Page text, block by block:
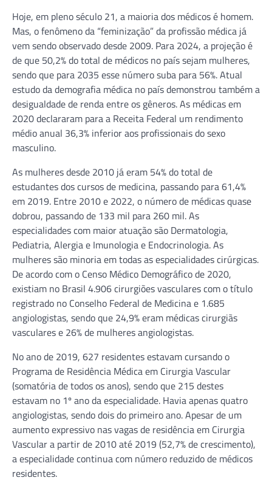
Hoje, em pleno século 21, a maioria dos médicos é homem.
Mas, o fenômeno da “feminização” da profissão médica já
vem sendo observado desde 2009. Para 2024, a projeção é
de que 50,2% do total de médicos no país sejam mulheres,
sendo que para 2035 esse número suba para 56%. Atual
estudo da demografia médica no país demonstrou também a
desigualdade de renda entre os gêneros. As médicas em
2020 declararam para a Receita Federal um rendimento
médio anual 36,3% inferior aos profissionais do sexo
masculino.
As mulheres desde 2010 já eram 54% do total de
estudantes dos cursos de medicina, passando para 61,4%
em 2019. Entre 2010 e 2022, o número de médicas quase
dobrou, passando de 133 mil para 260 mil. As
especialidades com maior atuação são Dermatologia,
Pediatria, Alergia e Imunologia e Endocrinologia. As
mulheres são minoria em todas as especialidades cirúrgicas.
De acordo com o Censo Médico Demográfico de 2020,
existiam no Brasil 4.906 cirurgiões vasculares com o título
registrado no Conselho Federal de Medicina e 1.685
angiologistas, sendo que 24,9% eram médicas cirurgiãs
vasculares e 26% de mulheres angiologistas.
No ano de 2019, 627 residentes estavam cursando o
Programa de Residência Médica em Cirurgia Vascular
(somatória de todos os anos), sendo que 215 destes
estavam no 1º ano da especialidade. Havia apenas quatro
angiologistas, sendo dois do primeiro ano. Apesar de um
aumento expressivo nas vagas de residência em Cirurgia
Vascular a partir de 2010 até 2019 (52,7% de crescimento),
a especialidade continua com número reduzido de médicos
residentes.